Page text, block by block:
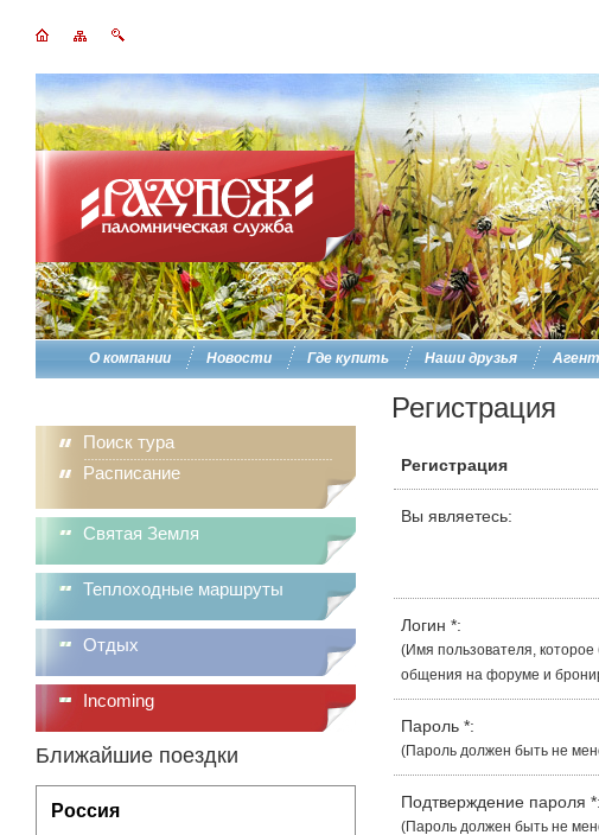
О компании Новости Где купить Наши друзья
Поиск тура
Расписание
Святая Земля
Теплоходные маршруты
Отдых
Incoming
Ближайшие поездки
Россия
Регистрация
Регистрация
Вы являетесь:
Логин *:
(Имя пользователя, которое
общения на форуме и
Пароль *:
(Пароль должен быть не
Подтверждение пароля *:
(Пароль должен быть не